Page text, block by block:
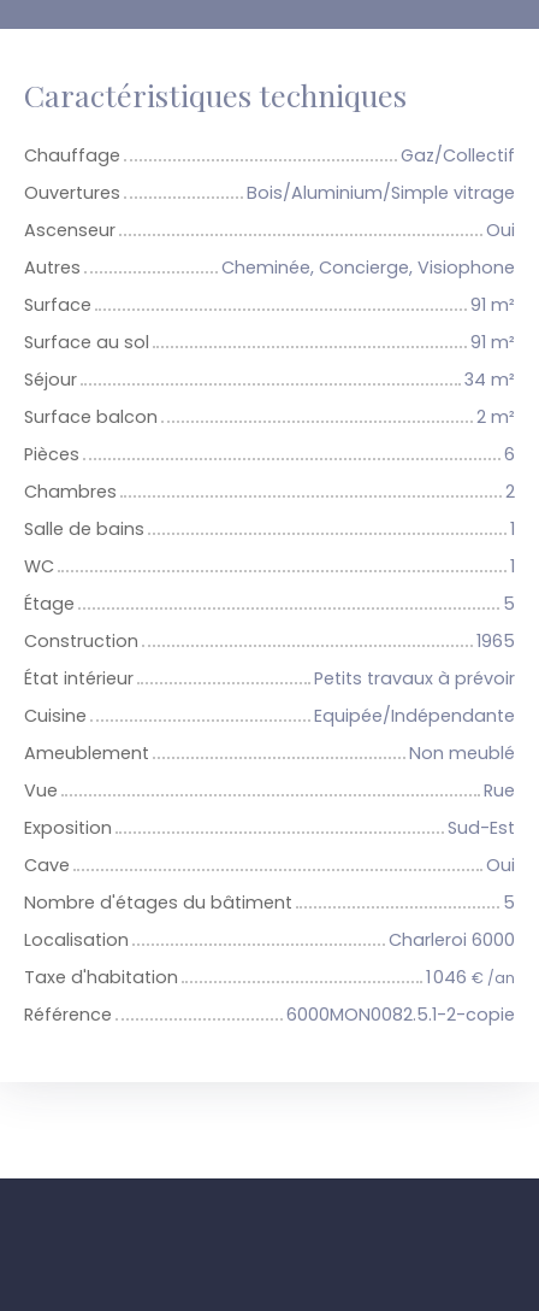
Caractéristiques techniques
Chauffage
Gaz/Collectif
Ouvertures
Bois/Aluminium/Simple vitrage
Ascenseur
Oui
Autres
Cheminée, Concierge, Visiophone
Surface
91 m²
Surface au sol
91 m²
Séjour
34 m²
Surface balcon
2 m²
Pièces
6
Chambres
2
Salle de bains
1
WC
1
Étage
5
Construction
1965
État intérieur
Petits travaux à prévoir
Cuisine
Equipée/Indépendante
Ameublement
Non meublé
Vue
Rue
Exposition
Sud-Est
Cave
Oui
Nombre d'étages du bâtiment
5
Localisation
Charleroi 6000
Taxe d'habitation
1 046 € /an
Référence 6000MON0082.5.1-2-copie